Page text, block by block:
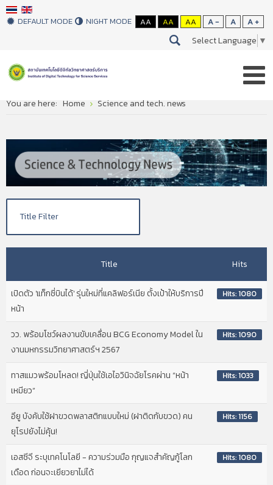
DEFAULT MODE NIGHT MODE AA AA AA A - A A +
Select Language ▼
You are here: Home Science and tech. news
Title Hits
เปิดตัว 'แท็กซี่บินได้' รุ่นใหม่ที่แคลิฟอร์เนีย ตั้งเป้าให้บริการปี
หน้า
Hits: 1080
วว. พร้อมโชว์ผลงานขับเคลื่อน BCG Economy Model ใน
งานมหกรรมวิทยาศาสตร์ฯ 2567
Hits: 1090
ทาสแมวพร้อมโหลด! ญี่ปุ่นใช้เอไอวินิจฉัยโรคผ่าน “หน้า
เหมียว”
Hits: 1033
อียู บังคับใช้ฝาขวดพลาสติกแบบใหม่ (ฝาติดกับขวด) คน
ยุโรปยังไม่คุ้น!
Hits: 1156
เอสซีจี ระบุเทคโนโลยี - ความร่วมมือ กุญแจสำคัญกู้โลก
เดือด ก่อนจะเยียวยาไม่ได้
Hits: 1080